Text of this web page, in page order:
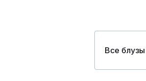
Все блузы